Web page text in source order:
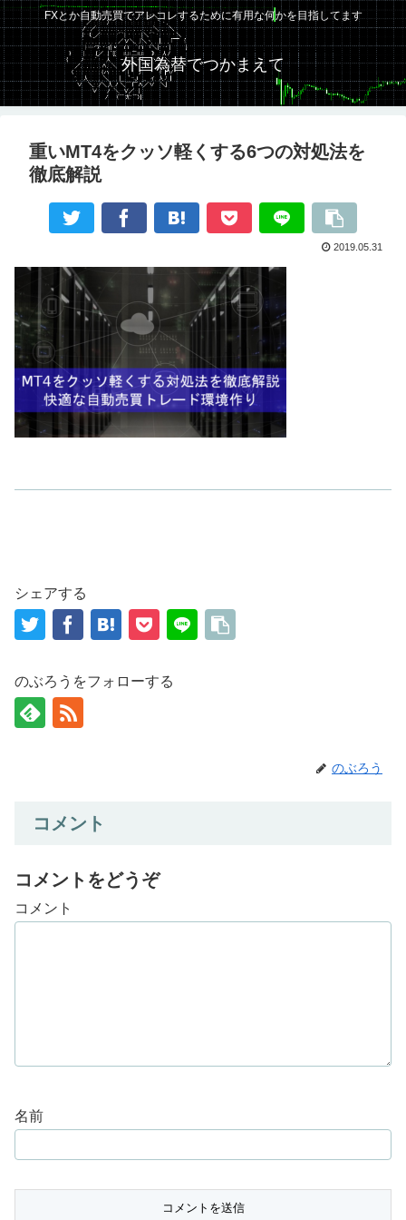
FXとか自動売買でアレコレするために有用な何かを目指してます
外国為替でつかまえて
重いMT4をクッソ軽くする6つの対処法を
徹底解説
2019.05.31
シェアする
のぶろうをフォローする
のぶろう
コメント
コメントをどうぞ
コメント
名前